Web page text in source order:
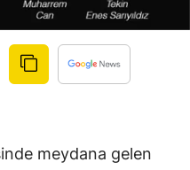
meydana gelen